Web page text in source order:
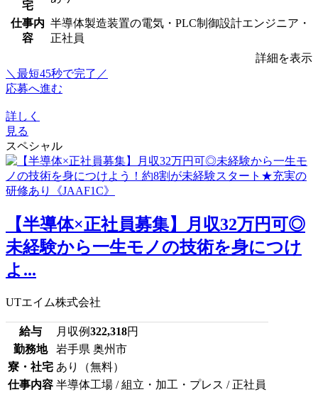
宅
仕事内
容
半導体製造装置の電気・PLC制御設計エンジニア・
正社員
詳細を表示
＼最短45秒で完了／
応募へ進む
詳しく
見る
スペシャル
【半導体×正社員募集】月収32万円可◎
未経験から一生モノの技術を身につけ
よ...
UTエイム株式会社
給与 月収例322,318円
勤務地
岩手県 奥州市
寮・社宅 あり（無料）
仕事内容 半導体工場 / 組立・加工・プレス / 正社員